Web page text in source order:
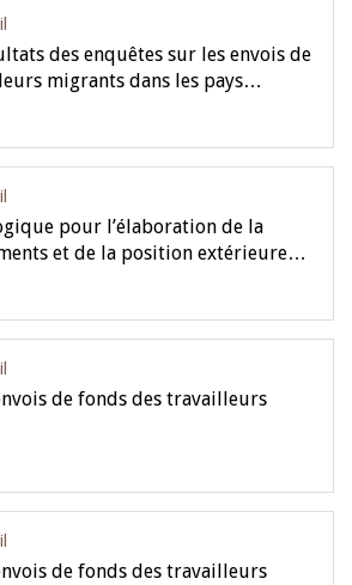
des enquêtes sur les envois de
migrants dans les pays…
pour l’élaboration de la
et de la position extérieure…
de fonds des travailleurs
de fonds des travailleurs